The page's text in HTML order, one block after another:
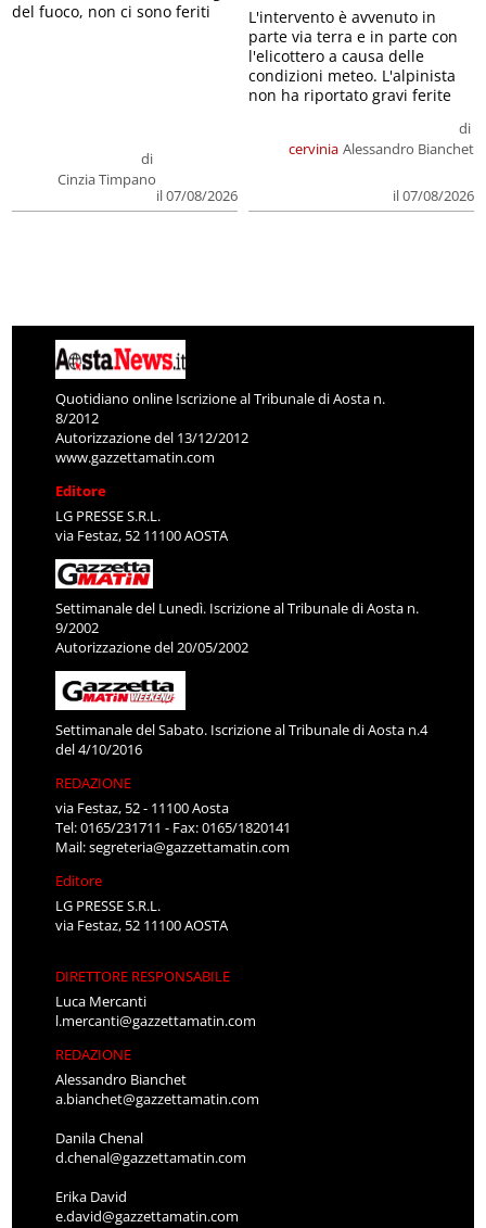
di
Cinzia Timpano
il 07/08/2026
del fuoco, non ci sono feriti
cervinia
di
Alessandro Bianchet
il 07/08/2026
L'intervento è avvenuto in
parte via terra e in parte con
l'elicottero a causa delle
condizioni meteo. L'alpinista
non ha riportato gravi ferite
Quotidiano online Iscrizione al Tribunale di Aosta n.
8/2012
Autorizzazione del 13/12/2012
www.gazzettamatin.com
Editore
LG PRESSE S.R.L.
via Festaz, 52 11100 AOSTA
Settimanale del Lunedì. Iscrizione al Tribunale di Aosta n.
9/2002
Autorizzazione del 20/05/2002
Settimanale del Sabato. Iscrizione al Tribunale di Aosta n.4
del 4/10/2016
REDAZIONE
via Festaz, 52 - 11100 Aosta
Tel: 0165/231711 - Fax: 0165/1820141
Mail:segreteria@gazzettamatin.com
Editore
LG PRESSE S.R.L.
via Festaz, 52 11100 AOSTA
DIRETTORE RESPONSABILE
Luca Mercanti
l.mercanti@gazzettamatin.com
REDAZIONE
Alessandro Bianchet
a.bianchet@gazzettamatin.com
Danila Chenal
d.chenal@gazzettamatin.com
Erika David
e.david@gazzettamatin.com